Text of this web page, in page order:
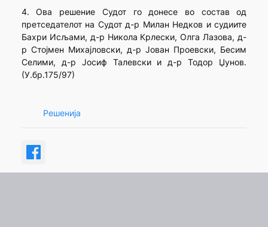
4. Ова решение Судот го донесе во состав од
претседателот на Судот д-р Милан Недков и судиите
Бахри Исљами, д-р Никола Крлески, Олга Лазова, д-
р Стојмен Михајловски, д-р Јован Проевски, Бесим
Селими, д-р Јосиф Талевски и д-р Тодор Џунов.
(У.бр.175/97)
Решенија